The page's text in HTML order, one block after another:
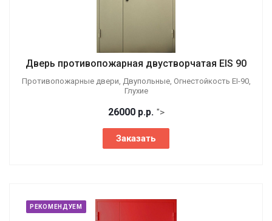
Дверь противопожарная двустворчатая EIS 90
Противопожарные двери, Двупольные, Огнестойкость EI-90,
Глухие
26000 р.р. ">
Заказать
РЕКОМЕНДУЕМ